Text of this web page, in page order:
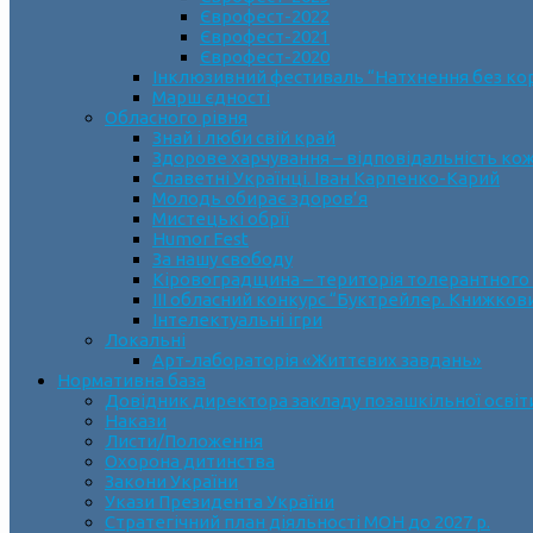
Єврофест-2022
Єврофест-2021
Єврофест-2020
Інклюзивний фестиваль “Натхнення без
Марш єдності
Обласного рівня
Знай і люби свій край
Здорове харчування – відповідальність
Славетні Українці. Іван Карпенко-Карий
Молодь обирає здоров’я
Мистецькі обрії
Humor Fest
За нашу свободу
Кіровоградщина – територія
ІII обласний конкурс “Буктрейлер.
Інтелектуальні ігри
Локальні
Арт-лабораторія «Життєвих завдань»
Нормативна база
Довідник директора закладу позашкільної
Накази
Листи/Положення
Охорона дитинства
Закони України
Укази Президента України
Стратегічний план діяльності МОН до 2027 р.